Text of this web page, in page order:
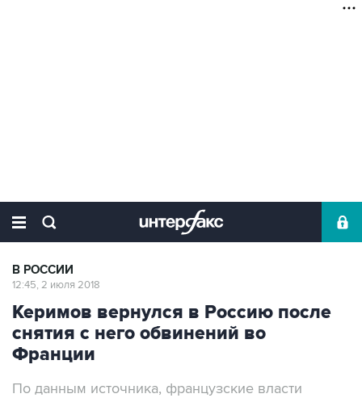
В РОССИИ
12:45, 2 июля 2018
Керимов вернулся в Россию после
снятия с него обвинений во
Франции
По данным источника, французские власти